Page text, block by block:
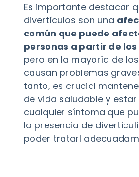
Es importante destacar
divertículos son una
común que puede
personas a partir de los
pero en la mayoría de
causan problemas
tanto, es crucial
de vida saludable y
cualquier síntoma que
la presencia de
poder tratarl